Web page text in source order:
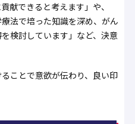
献できると考えます」や、
法で培った知識を深め、がん
検討しています」など、決意
ことで意欲が伝わり、良い印